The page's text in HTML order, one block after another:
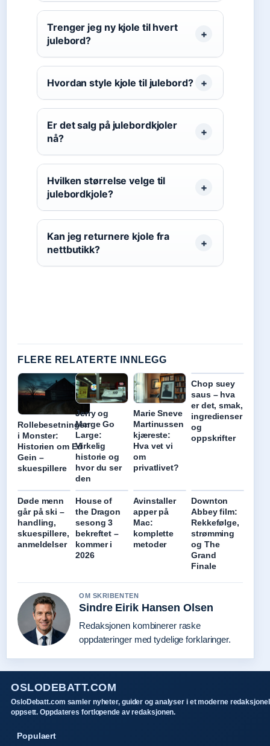
Trenger jeg ny kjole til hvert
julebord?
Hvordan style kjole til julebord?
Er det salg på julebordkjoler
nå?
Hvilken størrelse velge til
julebordkjole?
Kan jeg returnere kjole fra
nettbutikk?
FLERE RELATERTE INNLEGG
Rollebesetningen
i Monster:
Historien om Ed
Gein –
skuespillere
Jerry og
Marge Go
Large:
Virkelig
historie og
hvor du ser
den
Marie Sneve
Martinussen
kjæreste:
Hva vet vi
om
privatlivet?
Chop suey
saus – hva
er det, smak,
ingredienser
og
oppskrifter
Døde menn
går på ski –
handling,
skuespillere,
anmeldelser
House of
the Dragon
sesong 3
bekreftet –
kommer i
2026
Avinstaller
apper på
Mac:
komplette
metoder
Downton
Abbey film:
Rekkefølge,
strømming
og The
Grand
Finale
OM SKRIBENTEN
Sindre Eirik Hansen Olsen
Redaksjonen kombinerer raske
oppdateringer med tydelige forklaringer.
OSLODEBATT.COM
OsloDebatt.com samler nyheter, guider og analyser i et moderne
oppsett. Oppdateres fortlopende av redaksjonen.
Populaert